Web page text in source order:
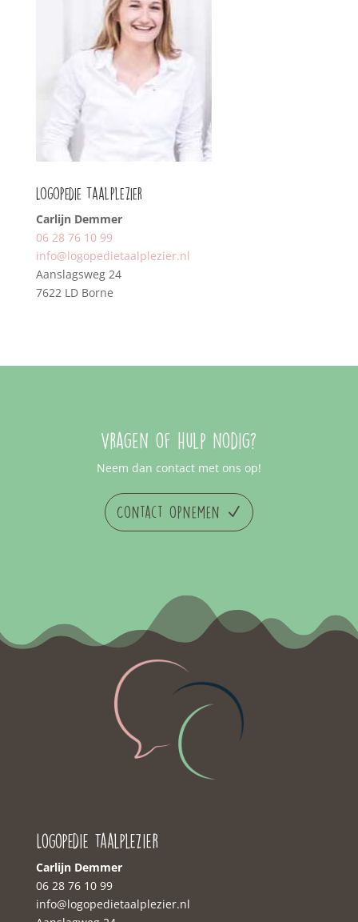
Logopedie Taalplezier
Carlijn Demmer
06 28 76 10 99‬
‭info@logopedietaalplezier.nl
Aanslagsweg 24
7622 LD Borne
Vragen of hulp nodig?
Neem dan contact met ons op!
Contact opnemen
Logopedie Taalplezier
Carlijn Demmer
06 28 76 10 99‬
‭info@logopedietaalplezier.nl